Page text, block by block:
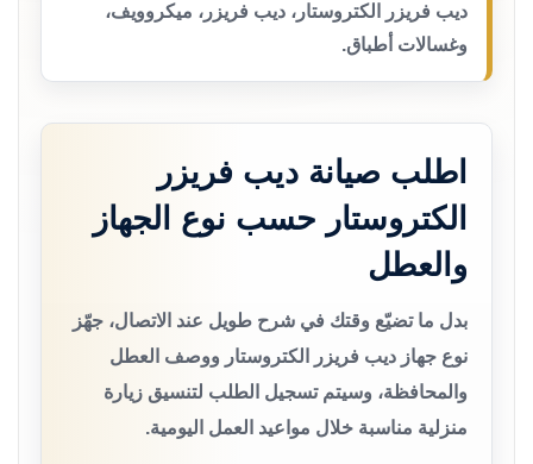
ديب فريزر الكتروستار، ديب فريزر، ميكروويف،
وغسالات أطباق.
اطلب صيانة ديب فريزر
الكتروستار حسب نوع الجهاز
والعطل
بدل ما تضيّع وقتك في شرح طويل عند الاتصال، جهّز
نوع جهاز ديب فريزر الكتروستار ووصف العطل
والمحافظة، وسيتم تسجيل الطلب لتنسيق زيارة
منزلية مناسبة خلال مواعيد العمل اليومية.